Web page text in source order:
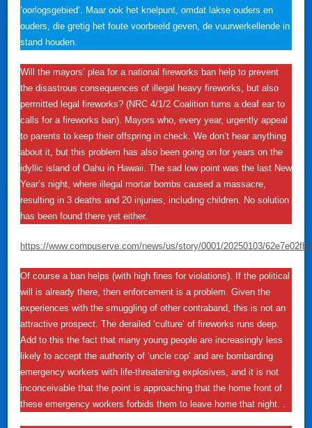
‘oorlogsgebied’. Maar ook het knelpunt, omdat lakse ouders en
ouders, die gretig het foute voorbeeld geven, de vuurwerkellende in
stand houden.
Will the mayors’ plea for a national fireworks ban help to prevent
the disastrous consequences of illegal heavy fireworks, but also
permitted legal fireworks? (NRC 4/1/2 Coalition turns a deaf ear to
calls for a fireworks ban). Mayors who, every year, urgently appeal
to parents to keep their offspring in check. We don’t hear anything
about it, but this problem has also been going on for years on the
idyllic island of Oahu in Hawaii. The sad low point was the last New
Year’s night, where illegal mortar bombs caused a massacre,
resulting in 3 deaths and 20 injuries, including children. No solution
has been found there yet either.
https://www.compuserve.com/news/us/story/0001/20250103/
Of course a ban helps (with high fines for violations). If the political
will is already there, then enforcement is a problem. Given the
experiences with the smuggling of other contraband, this is not an
attractive prospect. The derailed ‘culture’ of fireworks runs deep.
Add to this the fact that many young people are increasingly less
likely to accept the authority of ‘uncle cop’ and are bombarding
emergency workers with life-threatening explosives, and it is not
inconceivable that the point is approaching that the home front of
these emergency workers forbids them to leave home that night. .